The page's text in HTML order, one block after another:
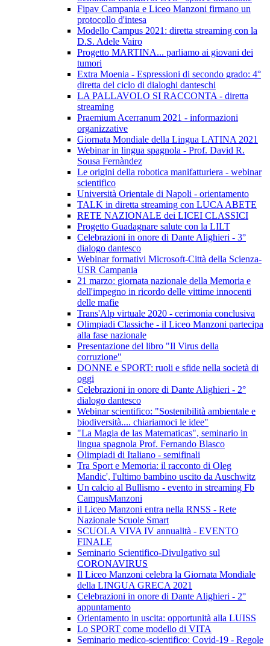
Fipav Campania e Liceo Manzoni firmano un
protocollo d'intesa
Modello Campus 2021: diretta streaming con la
D.S. Adele Vairo
Progetto MARTINA... parliamo ai giovani dei
tumori
Extra Moenia - Espressioni di secondo grado: 4°
diretta del ciclo di dialoghi danteschi
LA PALLAVOLO SI RACCONTA - diretta
streaming
Praemium Acerranum 2021 - informazioni
organizzative
Giornata Mondiale della Lingua LATINA 2021
Webinar in lingua spagnola - Prof. David R.
Sousa Fernàndez
Le origini della robotica manifatturiera - webinar
scientifico
Università Orientale di Napoli - orientamento
TALK in diretta streaming con LUCA ABETE
RETE NAZIONALE dei LICEI CLASSICI
Progetto Guadagnare salute con la LILT
Celebrazioni in onore di Dante Alighieri - 3°
dialogo dantesco
Webinar formativi Microsoft-Città della Scienza-
USR Campania
21 marzo: giornata nazionale della Memoria e
dell'impegno in ricordo delle vittime innocenti
delle mafie
Trans'Alp virtuale 2020 - cerimonia conclusiva
Olimpiadi Classiche - il Liceo Manzoni partecipa
alla fase nazionale
Presentazione del libro "Il Virus della
corruzione"
DONNE e SPORT: ruoli e sfide nella società di
oggi
Celebrazioni in onore di Dante Alighieri - 2°
dialogo dantesco
Webinar scientifico: "Sostenibilità ambientale e
biodiversità.... chiariamoci le idee"
"La Magia de las Matematicas", seminario in
lingua spagnola Prof. Fernando Blasco
Olimpiadi di Italiano - semifinali
Tra Sport e Memoria: il racconto di Oleg
Mandic', l'ultimo bambino uscito da Auschwitz
Un calcio al Bullismo - evento in streaming Fb
CampusManzoni
il Liceo Manzoni entra nella RNSS - Rete
Nazionale Scuole Smart
SCUOLA VIVA IV annualità - EVENTO
FINALE
Seminario Scientifico-Divulgativo sul
CORONAVIRUS
Il Liceo Manzoni celebra la Giornata Mondiale
della LINGUA GRECA 2021
Celebrazioni in onore di Dante Alighieri - 2°
appuntamento
Orientamento in uscita: opportunità alla LUISS
Lo SPORT come modello di VITA
Seminario medico-scientifico: Covid-19 - Regole